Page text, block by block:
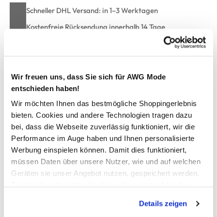
Wir freuen uns, dass Sie sich für AWG Mode
entschieden haben!
Wir möchten Ihnen das bestmögliche Shoppingerlebnis
bieten. Cookies und andere Technologien tragen dazu
bei, dass die Webseite zuverlässig funktioniert, wir die
Performance im Auge haben und Ihnen personalisierte
Werbung einspielen können. Damit dies funktioniert,
müssen Daten über unsere Nutzer, wie und auf welchen
Geräten sie unser Angebot nutzen, gespeichert werden.
werden, werden bei der Nutzung der Webseite auf jeden
Details zeigen
Schneller DHL Versand: in 1–3 Werktagen
Kostenfreie Rücksendung innerhalb 14 Tage
Kostenlose Filiallieferung in Ihre Wunschfiliale
Zur Wunschliste hinzufügen
Damen Ausbrenner Shirt mit Alloverprint
Legeres Ausbrenner-Shirt mit Motiv von Sure
Runder Ausschnitt
Überschnittene Ärmel mit Aufschlag
Perfekt für Ihren unkomplizierten Look